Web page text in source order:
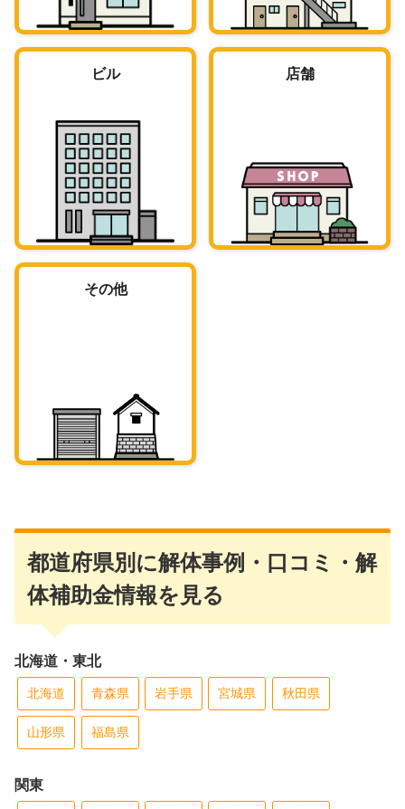
ビル 店舗
その他
都道府県別に解体事例・口コミ・解
体補助金情報を見る
北海道・東北
北海道 青森県 岩手県 宮城県 秋田県
山形県 福島県
関東